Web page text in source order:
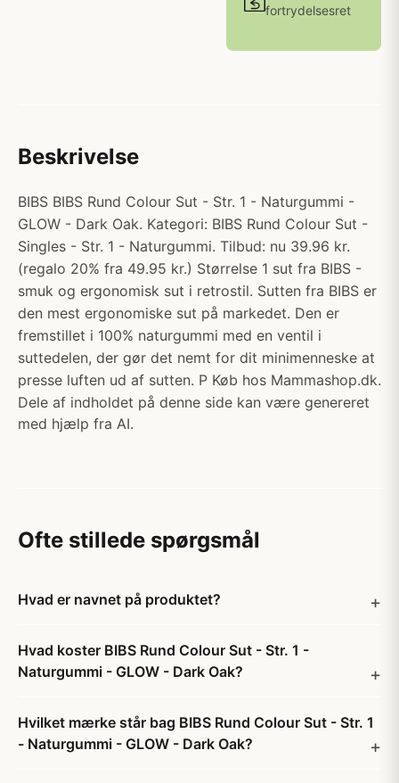
fortrydelsesret
Beskrivelse
BIBS BIBS Rund Colour Sut - Str. 1 - Naturgummi -
GLOW - Dark Oak. Kategori: BIBS Rund Colour Sut -
Singles - Str. 1 - Naturgummi. Tilbud: nu 39.96 kr.
(regalo 20% fra 49.95 kr.) Størrelse 1 sut fra BIBS -
smuk og ergonomisk sut i retrostil. Sutten fra BIBS er
den mest ergonomiske sut på markedet. Den er
fremstillet i 100% naturgummi med en ventil i
suttedelen, der gør det nemt for dit minimenneske at
presse luften ud af sutten. P Køb hos Mammashop.dk.
Dele af indholdet på denne side kan være genereret
med hjælp fra AI.
Ofte stillede spørgsmål
Hvad er navnet på produktet?
Hvad koster BIBS Rund Colour Sut - Str. 1 -
Naturgummi - GLOW - Dark Oak?
Hvilket mærke står bag BIBS Rund Colour Sut - Str. 1
- Naturgummi - GLOW - Dark Oak?